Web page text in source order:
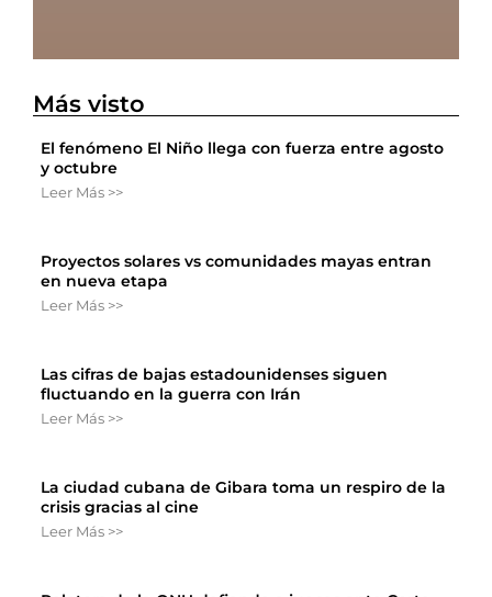
Más visto
El fenómeno El Niño llega con fuerza entre agosto
y octubre
Leer Más >>
Proyectos solares vs comunidades mayas entran
en nueva etapa
Leer Más >>
Las cifras de bajas estadounidenses siguen
fluctuando en la guerra con Irán
Leer Más >>
La ciudad cubana de Gibara toma un respiro de la
crisis gracias al cine
Leer Más >>